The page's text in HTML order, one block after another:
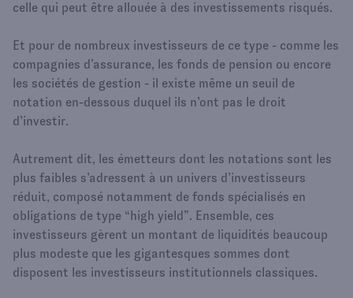
celle qui peut être allouée à des investissements risqués.
Et pour de nombreux investisseurs de ce type - comme les
compagnies d’assurance, les fonds de pension ou encore
les sociétés de gestion - il existe même un seuil de
notation en-dessous duquel ils n’ont pas le droit
d’investir.
Autrement dit, les émetteurs dont les notations sont les
plus faibles s’adressent à un univers d’investisseurs
réduit, composé notamment de fonds spécialisés en
obligations de type “high yield”. Ensemble, ces
investisseurs gèrent un montant de liquidités beaucoup
plus modeste que les gigantesques sommes dont
disposent les investisseurs institutionnels classiques.